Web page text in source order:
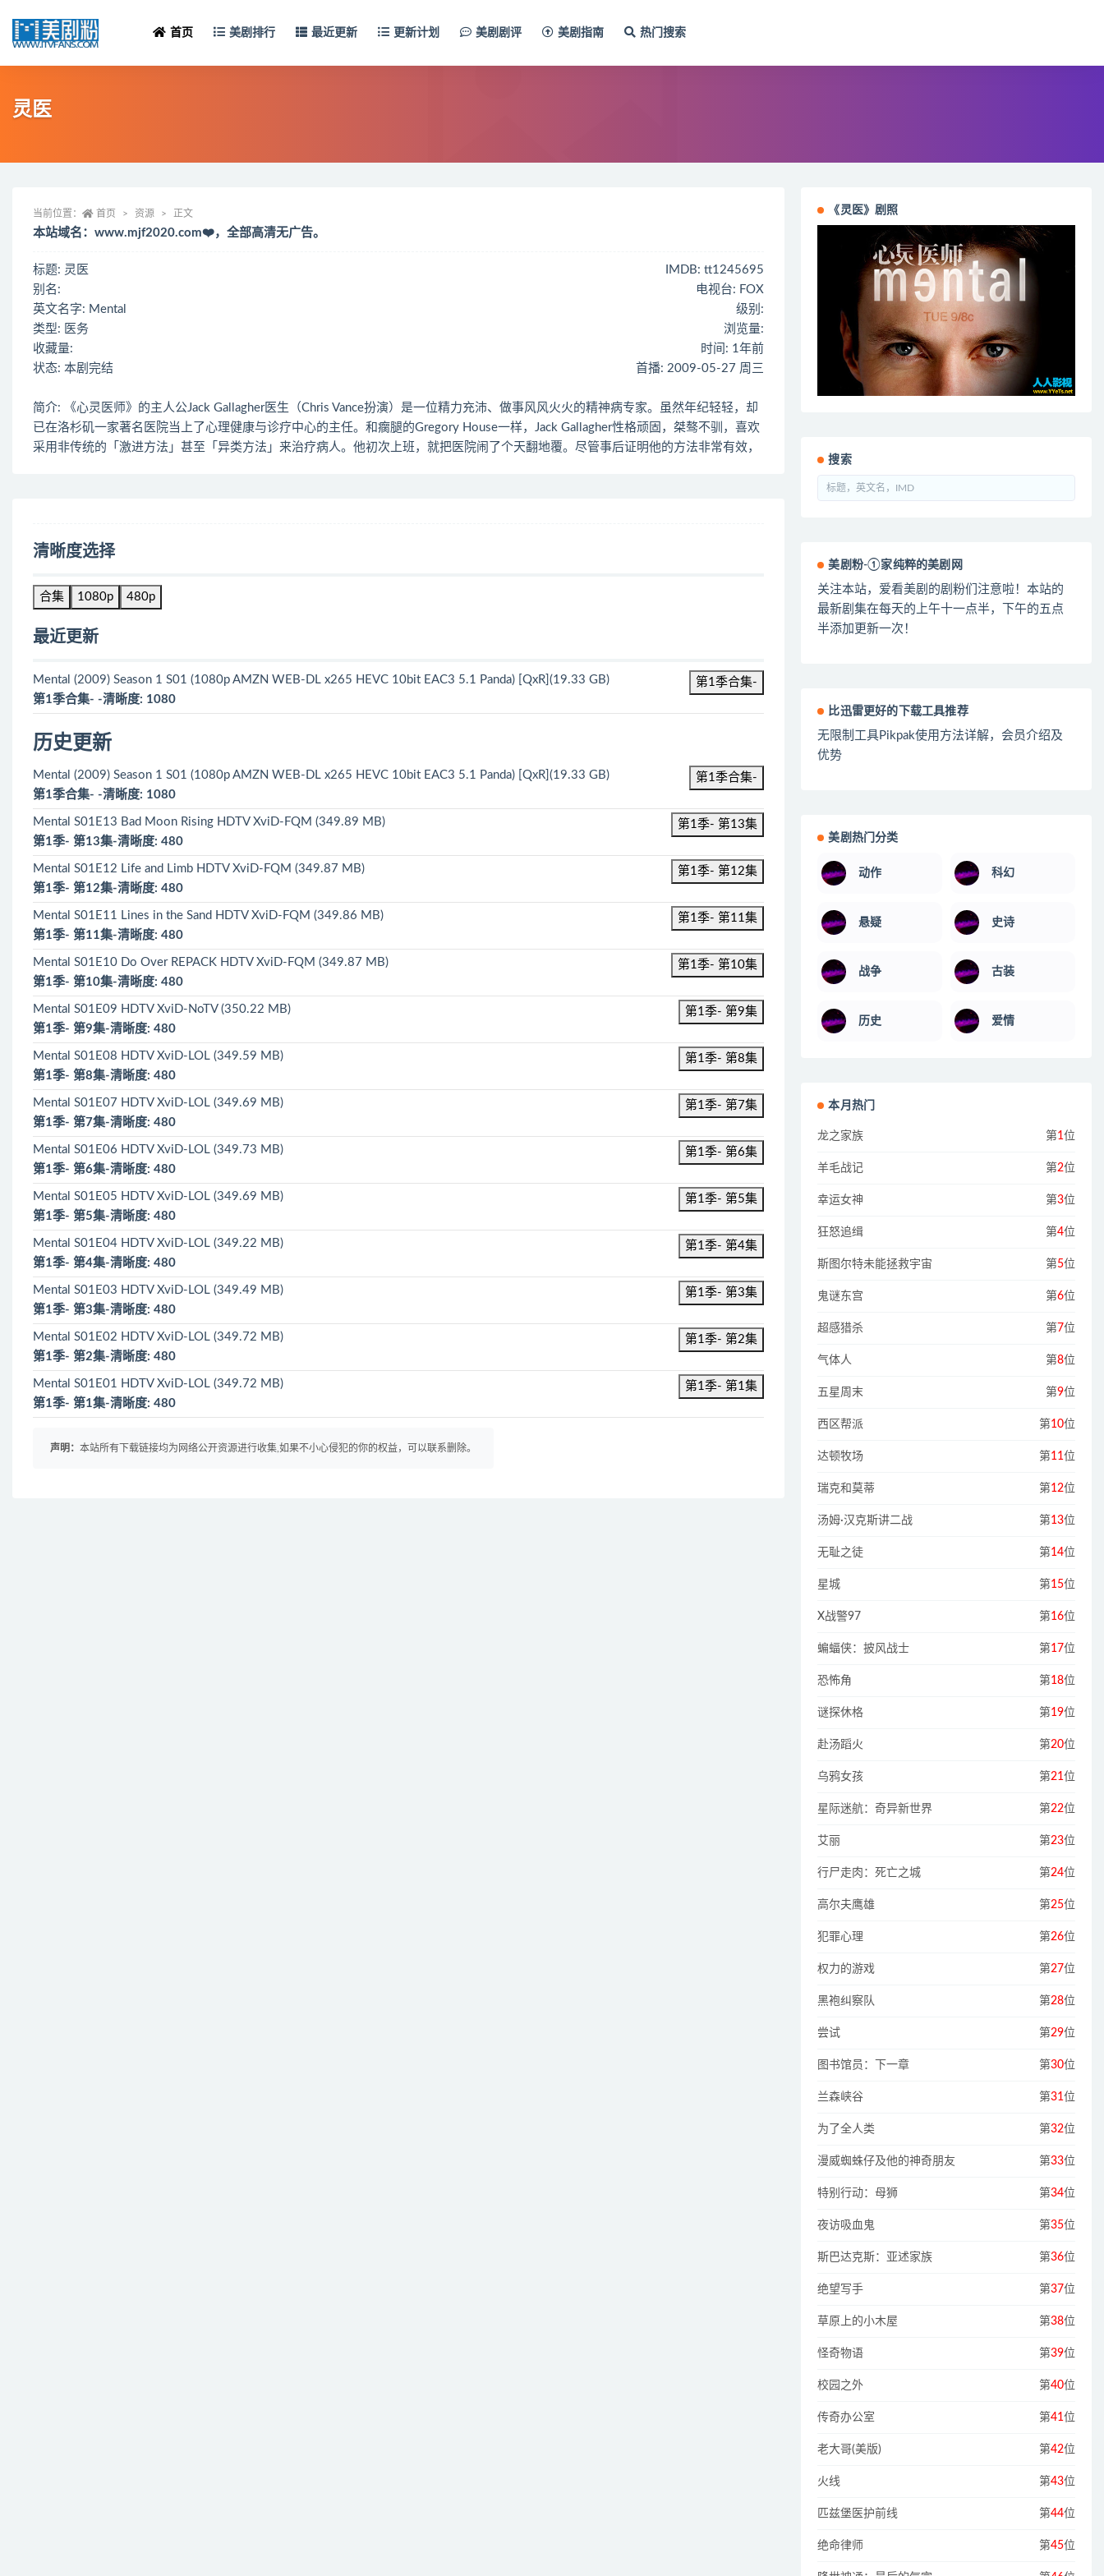
首页 美剧排行 最近更新 更新计划 美剧剧评 美剧指南 热门搜索
灵医
当前位置： 首页 资源 正文
本站域名：www.mjf2020.com❤️，全部高清无广告。
标题: 灵医
IMDB: tt1245695
别名:
电视台: FOX
英文名字: Mental
级别:
类型: 医务
浏览量:
收藏量:
时间: 1年前
状态: 本剧完结
首播: 2009-05-27 周三
简介: 《心灵医师》的主人公Jack Gallagher医生（Chris Vance扮演）是一位精力充沛、做事风风火火的精神病专家。虽然年纪轻轻，却
已在洛杉矶一家著名医院当上了心理健康与诊疗中心的主任。和瘸腿的Gregory House一样，Jack Gallagher性格顽固，桀骜不驯，喜欢
采用非传统的「激进方法」甚至「异类方法」来治疗病人。他初次上班，就把医院闹了个天翻地覆。尽管事后证明他的方法非常有效，
清晰度选择
合集 1080p 480p
最近更新
Mental (2009) Season 1 S01 (1080p AMZN WEB-DL x265 HEVC 10bit EAC3 5.1 Panda) [QxR](19.33 GB)
第1季合集-
第1季合集- -清晰度: 1080
历史更新
Mental (2009) Season 1 S01 (1080p AMZN WEB-DL x265 HEVC 10bit EAC3 5.1 Panda) [QxR](19.33 GB)
第1季合集-
第1季合集- -清晰度: 1080
Mental S01E13 Bad Moon Rising HDTV XviD-FQM (349.89 MB)
第1季- 第13集
第1季- 第13集-清晰度: 480
Mental S01E12 Life and Limb HDTV XviD-FQM (349.87 MB)
第1季- 第12集
第1季- 第12集-清晰度: 480
Mental S01E11 Lines in the Sand HDTV XviD-FQM (349.86 MB)
第1季- 第11集
第1季- 第11集-清晰度: 480
Mental S01E10 Do Over REPACK HDTV XviD-FQM (349.87 MB)
第1季- 第10集
第1季- 第10集-清晰度: 480
Mental S01E09 HDTV XviD-NoTV (350.22 MB)
第1季- 第9集
第1季- 第9集-清晰度: 480
Mental S01E08 HDTV XviD-LOL (349.59 MB)
第1季- 第8集
第1季- 第8集-清晰度: 480
Mental S01E07 HDTV XviD-LOL (349.69 MB)
第1季- 第7集
第1季- 第7集-清晰度: 480
Mental S01E06 HDTV XviD-LOL (349.73 MB)
第1季- 第6集
第1季- 第6集-清晰度: 480
Mental S01E05 HDTV XviD-LOL (349.69 MB)
第1季- 第5集
第1季- 第5集-清晰度: 480
Mental S01E04 HDTV XviD-LOL (349.22 MB)
第1季- 第4集
第1季- 第4集-清晰度: 480
Mental S01E03 HDTV XviD-LOL (349.49 MB)
第1季- 第3集
第1季- 第3集-清晰度: 480
Mental S01E02 HDTV XviD-LOL (349.72 MB)
第1季- 第2集
第1季- 第2集-清晰度: 480
Mental S01E01 HDTV XviD-LOL (349.72 MB)
第1季- 第1集
第1季- 第1集-清晰度: 480
声明： 本站所有下载链接均为网络公开资源进行收集,如果不小心侵犯的你的权益，可以联系删除。
《灵医》剧照
搜索
美剧粉-①家纯粹的美剧网
关注本站，爱看美剧的剧粉们注意啦！本站的
最新剧集在每天的上午十一点半，下午的五点
半添加更新一次！
比迅雷更好的下载工具推荐
无限制工具Pikpak使用方法详解，会员介绍及
优势
美剧热门分类
动作 科幻
悬疑 史诗
战争 古装
历史 爱情
本月热门
龙之家族 第1位
羊毛战记 第2位
幸运女神 第3位
狂怒追缉 第4位
斯图尔特未能拯救宇宙 第5位
鬼谜东宫 第6位
超感猎杀 第7位
气体人 第8位
五星周末 第9位
西区帮派 第10位
达顿牧场 第11位
瑞克和莫蒂 第12位
汤姆·汉克斯讲二战 第13位
无耻之徒 第14位
星城 第15位
X战警97 第16位
蝙蝠侠：披风战士 第17位
恐怖角 第18位
谜探休格 第19位
赴汤蹈火 第20位
乌鸦女孩 第21位
星际迷航：奇异新世界 第22位
艾丽 第23位
行尸走肉：死亡之城 第24位
高尔夫鹰雄 第25位
犯罪心理 第26位
权力的游戏 第27位
黑袍纠察队 第28位
尝试 第29位
图书馆员：下一章 第30位
兰森峡谷 第31位
为了全人类 第32位
漫威蜘蛛仔及他的神奇朋友 第33位
特别行动：母狮 第34位
夜访吸血鬼 第35位
斯巴达克斯：亚述家族 第36位
绝望写手 第37位
草原上的小木屋 第38位
怪奇物语 第39位
校园之外 第40位
传奇办公室 第41位
老大哥(美版) 第42位
火线 第43位
匹兹堡医护前线 第44位
绝命律师 第45位